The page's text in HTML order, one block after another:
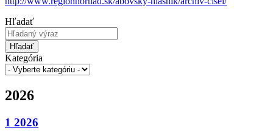
Hľadať
Hľadať
Kategória
2026
1 2026